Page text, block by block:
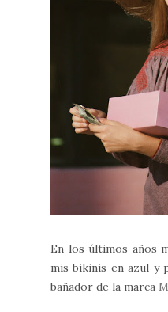
En los últimos años
mis bikinis en azul y
bañador de la marca